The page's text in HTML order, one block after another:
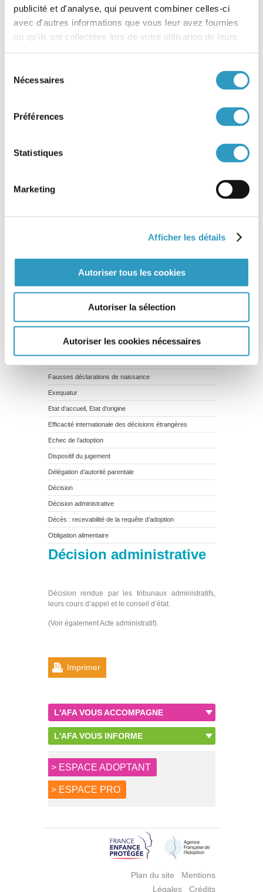
publicité et d'analyse, qui peuvent combiner celles-ci
avec d'autres informations que vous leur avez fournies
ou qu'ils ont collectées lors de votre utilisation de leurs
Nécessaires
Préférences
Statistiques
Marketing
Afficher les détails
Autoriser tous les cookies
Autoriser la sélection
Autoriser les cookies nécessaires
Traduction des documents constitutifs du dossier
d’adoption
Succession et adoption
Rectification judiciaire d’un acte de l’état civil
Rapport de suivi
Notification d’une décision
Irrévocabilité de l’adoption plénière
Interdiction ou ignorance (pays dont la législation interdit ou
ignore l’adoption)
Fiscalité et adoption
Fausses déclarations de naissance
Exequatur
Etat d’accueil, Etat d’origine
Efficacité internationale des décisions étrangères
Echec de l’adoption
Dispositif du jugement
Délégation d’autorité parentale
Décision
Décision administrative
Décès : recevabilité de la requête d’adoption
Obligation alimentaire
Décision administrative
Décision rendue par les tribunaux administratifs,
leurs cours d’appel et le conseil d’état.
(Voir également Acte administratif).
Imprimer
L'AFA VOUS ACCOMPAGNE
L'AFA VOUS INFORME
> ESPACE ADOPTANT
> ESPACE PRO
Plan du site
Mentions
Légales
Crédits